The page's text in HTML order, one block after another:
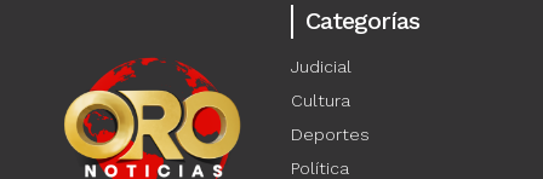
Categorías
Judicial
Cultura
Deportes
Política